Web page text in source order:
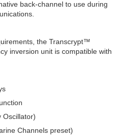
back-channel to use during
the Transcrypt™
inversion unit is compatible with
Oscillator)
Channels preset)